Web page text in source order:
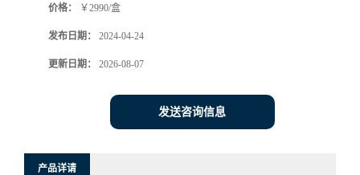
价格： ￥2990/盒
发布日期： 2024-04-24
更新日期： 2026-08-07
发送咨询信息
产品详请